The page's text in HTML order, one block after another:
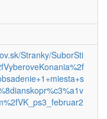
Stranky/SuborSti